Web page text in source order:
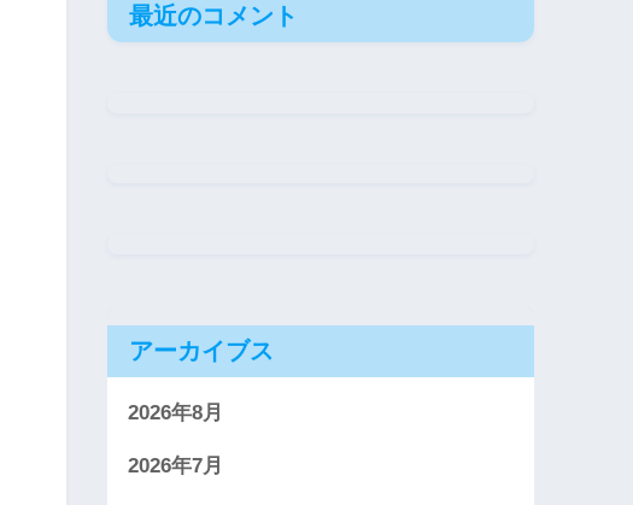
最近のコメント
アーカイブス
2026年8月
2026年7月